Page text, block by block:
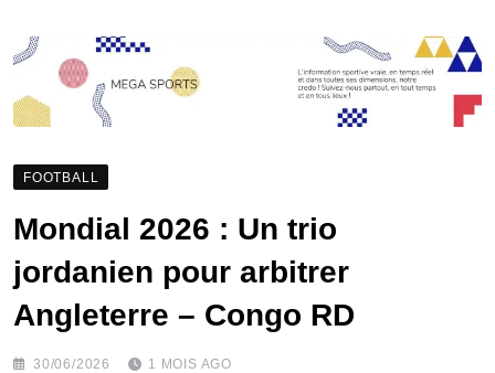
FOOTBALL
‎Mondial 2026 : Un trio
jordanien pour arbitrer
Angleterre – Congo RD
30/06/2026 1 MOIS AGO